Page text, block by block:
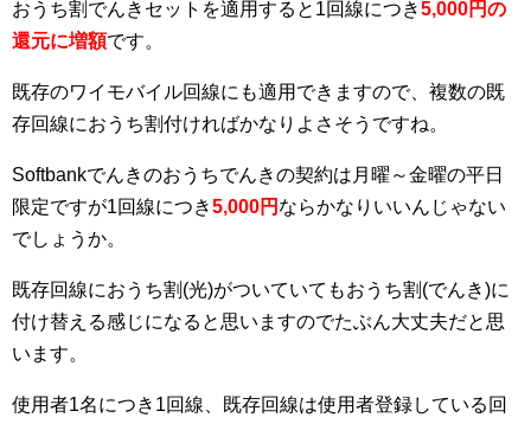
おうち割でんきセットを適用すると1回線につき5,000円の
還元に増額です。
既存のワイモバイル回線にも適用できますので、複数の既
存回線におうち割付ければかなりよさそうですね。
Softbankでんきのおうちでんきの契約は月曜～金曜の平日
限定ですが1回線につき5,000円 ならかなりいいんじゃない
でしょうか。
既存回線におうち割(光)がついていてもおうち割(でんき)に
付け替える感じになると思いますのでたぶん大丈夫だと思
います。
使用者1名につき1回線、既存回線は使用者登録している回